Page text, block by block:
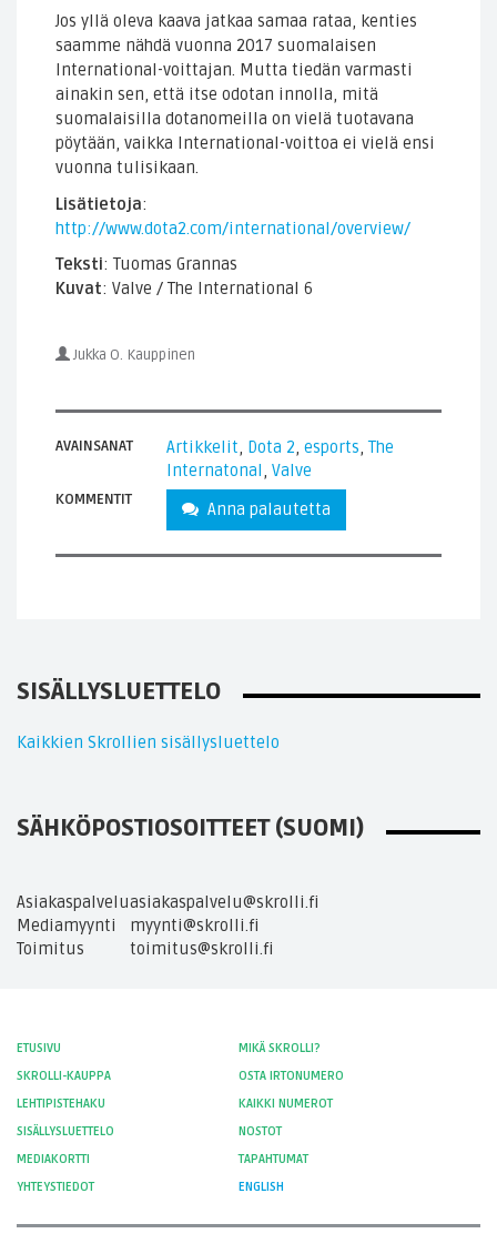
Jos yllä oleva kaava jatkaa samaa rataa, kenties
saamme nähdä vuonna 2017 suomalaisen
International-voittajan. Mutta tiedän varmasti
ainakin sen, että itse odotan innolla, mitä
suomalaisilla dotanomeilla on vielä tuotavana
pöytään, vaikka International-voittoa ei vielä ensi
vuonna tulisikaan.
Lisätietoja:
http://www.dota2.com/international/overview/
Teksti: Tuomas Grannas
Kuvat: Valve / The International 6
Jukka O. Kauppinen
AVAINSANAT Artikkelit, Dota 2, esports,The
Internatonal, Valve
KOMMENTIT Anna palautetta
SISÄLLYSLUETTELO
Kaikkien Skrollien sisällysluettelo
SÄHKÖPOSTIOSOITTEET (SUOMI)
Asiakaspalveluasiakaspalvelu@skrolli.fi
Mediamyynti
myynti@skrolli.fi
Toimitus
toimitus@skrolli.fi
ETUSIVU
MIKÄ SKROLLI?
SKROLLI-KAUPPA
OSTA IRTONUMERO
LEHTIPISTEHAKU
KAIKKI NUMEROT
SISÄLLYSLUETTELO
NOSTOT
MEDIAKORTTI
TAPAHTUMAT
YHTEYSTIEDOT
ENGLISH